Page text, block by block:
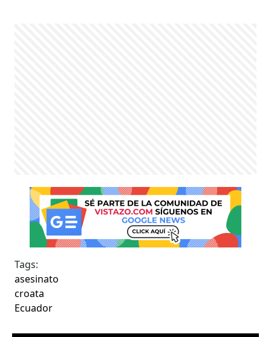
Tags:
asesinato
croata
Ecuador